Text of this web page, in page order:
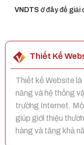
VNDTS ở đây để giải
Thiết Kế
Thiết kế Website là
năng và hệ thống
trường Internet.
giúp giới thiệu
hàng và tăng khả